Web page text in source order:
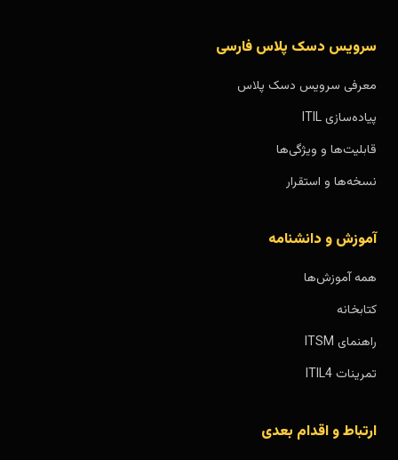
سرویس دسک پلاس فارسی
معرفی سرویس دسک پلاس
پیاده‌سازی ITIL
قابلیت‌ها و ویژگی‌ها
نسخه‌ها و استقرار
آموزش و دانشنامه
همه آموزش‌ها
کتابخانه
راهنمای ITSM
تمرینات ITIL4
ارتباط و اقدام بعدی